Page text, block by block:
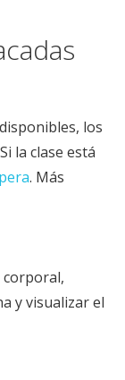
los
la clase está
. Más
y visualizar el